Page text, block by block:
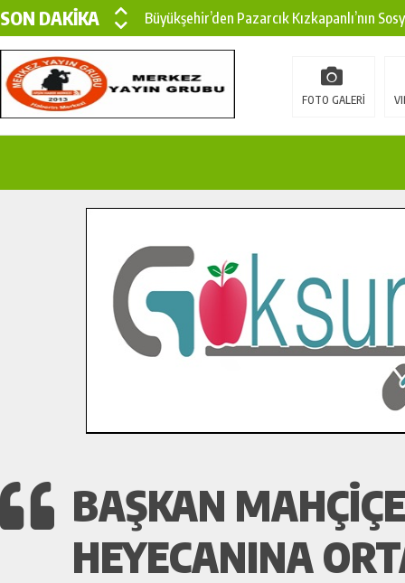
SON DAKİKA
Büyükşehir’den Pazarcık Kızkapanlı’nın
Büyükşehir’den Pazarcık Kırsalına Modern
Çin’den KSÜ’ye Uluslararası Başarı:
İlçe Jandarma Komutanı Karakaya’dan
Bertiz’in Yeni Köprüsünde Sona Doğru.
FOTO GALERİ
BAŞKAN
HEYECANINA